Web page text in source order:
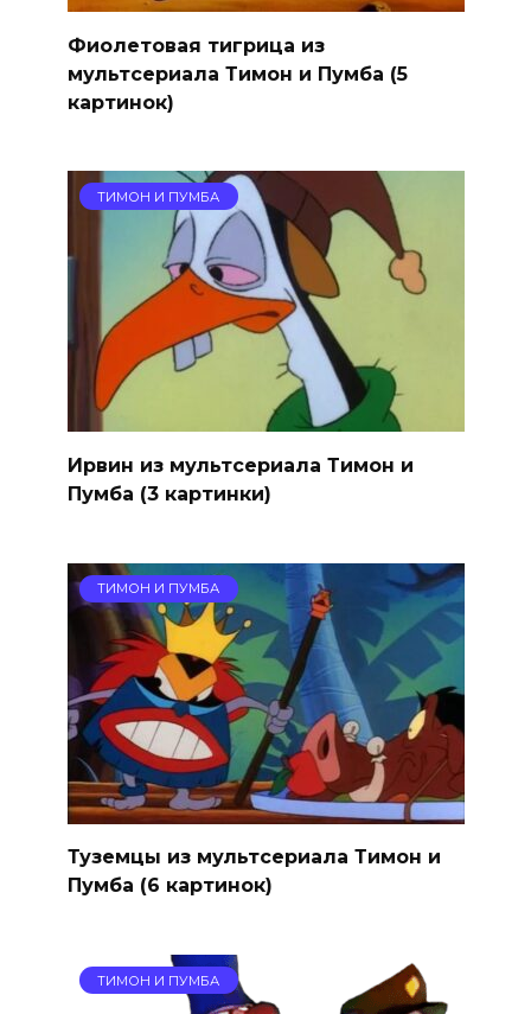
Фиолетовая тигрица из
мультсериала Тимон и Пумба (5
картинок)
ТИМОН И ПУМБА
Ирвин из мультсериала Тимон и
Пумба (3 картинки)
ТИМОН И ПУМБА
Туземцы из мультсериала Тимон и
Пумба (6 картинок)
ТИМОН И ПУМБА